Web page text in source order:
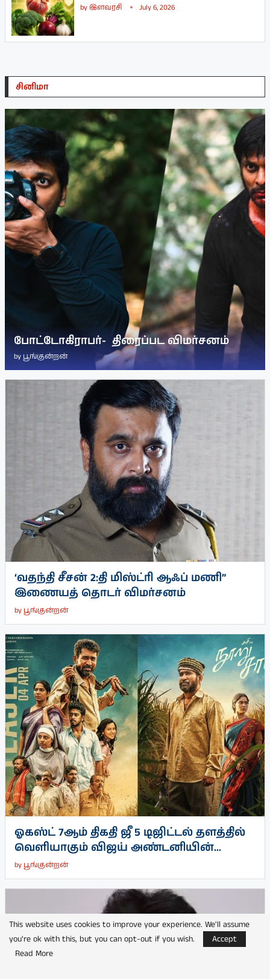
byஇளவரசி July 6, 2026
சினிமா
போட்டோகிராபர்- ‌ திரைப்பட விமர்சனம்
byபூங்குன்றன்
‘வதந்தி சீசன் 2:தி மிஸ்ட்ரி ஆஃப் மணி”
இணையத் தொடர் விமர்சனம்
byபூங்குன்றன்
ஓகஸ்ட் 7ஆம் திகதி ஜீ 5 டிஜிட்டல் தளத்தில்
வெளியாகும் விஜய் அண்டனியின்...
byபூங்குன்றன்
This website uses cookies to improve your experience. We'll assume
you're ok with this, but you can opt-out if you wish.
Accept
Read More